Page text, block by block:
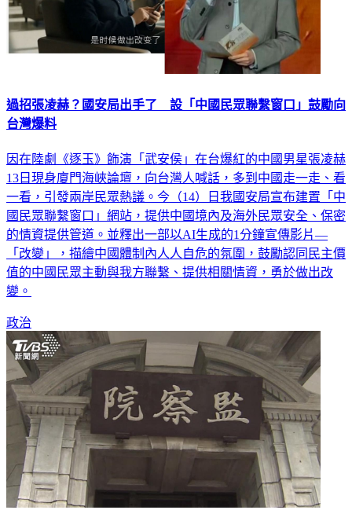
過招張凌赫？國安局出手了 設「中國民眾聯繫窗口」鼓勵向
台灣爆料
因在陸劇《逐玉》飾演「武安侯」在台爆紅的中國男星張凌赫
13日現身廈門海峽論壇，向台灣人喊話，多到中國走一走、看
一看，引發兩岸民眾熱議。今（14）日我國安局宣布建置「中
國民眾聯繫窗口」網站，提供中國境內及海外民眾安全、保密
的情資提供管道。並釋出一部以AI生成的1分鐘宣傳影片—
「改變」，描繪中國體制內人人自危的氛圍，鼓勵認同民主價
值的中國民眾主動與我方聯繫、提供相關情資，勇於做出改
變。
政治